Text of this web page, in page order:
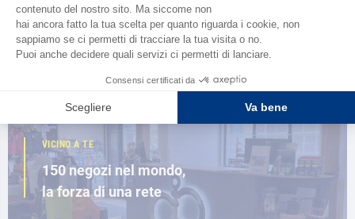
nuova guida AD 2026
VICINO A TE
150 negozi nel mondo,
la forza di una rete